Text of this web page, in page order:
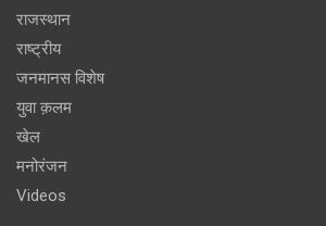
राजस्थान
राष्ट्रीय
जनमानस विशेष
युवा क़लम
खेल
मनोरंजन
Videos